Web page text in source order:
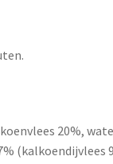
20%,
(kalkoendijvlees